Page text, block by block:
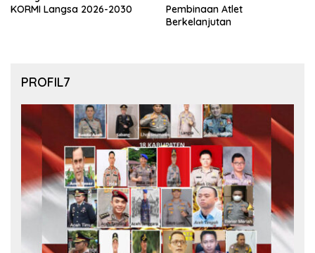
KORMI Langsa 2026-2030
Pembinaan Atlet
Berkelanjutan
PROFIL7